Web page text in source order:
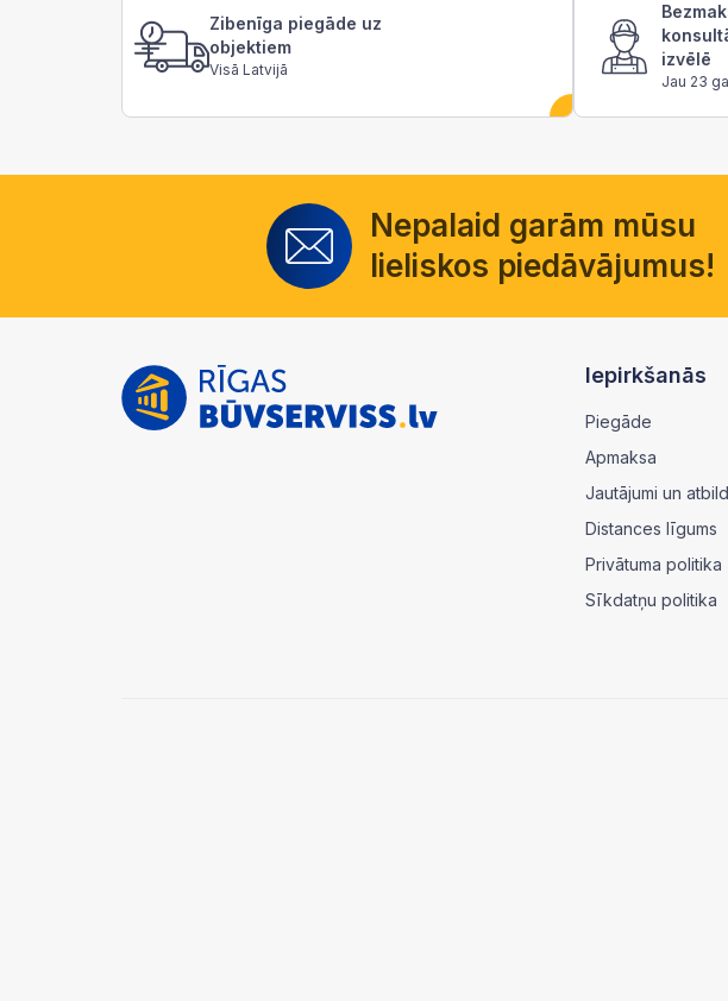
Zibenīga piegāde uz
objektiem
Visā Latvijā
izvēlē
Jau 23
Nepalaid garām mūsu
lieliskos piedāvājumus!
Iepirkšanās
Piegāde
Apmaksa
Jautājumi un
Distances līgums
Privātuma politika
Sīkdatņu politika